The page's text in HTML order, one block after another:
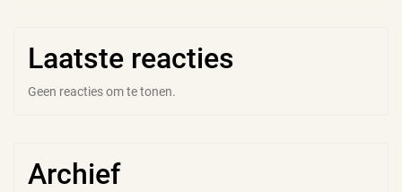
Laatste reacties
Geen reacties om te tonen.
Archief